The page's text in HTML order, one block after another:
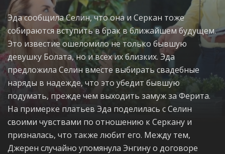
Эда сообщила Селин, что она и Серкан тоже
собираются вступить в брак в ближайшем будущем.
Это известие ошеломило не только бывшую
девушку Болата, но и всех их близких. Эда
предложила Селин вместе выбирать свадебные
наряды в надежде, что это убедит бывшую
подумать, прежде чем выходить замуж за Ферита.
На примерке платьев Эда поделилась с Селин
своими чувствами по отношению к Серкану и
призналась, что также любит его. Между тем,
Джерен случайно упомянула Энгину о договоре